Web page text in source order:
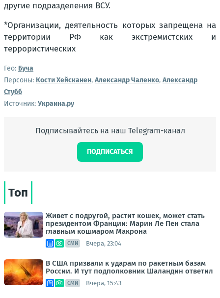
другие подразделения ВСУ.
*Организации, деятельность которых запрещена на
территории РФ как экстремистских и
террористических
Гео: Буча
Персоны: Кости Хейсканен, Александр Чаленко, Александр
Стубб
Источник: Украина.ру
Подписывайтесь на наш Telegram-канал
ПОДПИСАТЬСЯ
Топ
Живет с подругой, растит кошек, может стать
президентом Франции: Марин Ле Пен стала
главным кошмаром Макрона
СМИ Вчера, 23:04
В США призвали к ударам по ракетным базам
России. И тут подполковник Шаландин ответил
СМИ Вчера, 15:43